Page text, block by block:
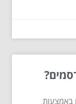
באמצעות